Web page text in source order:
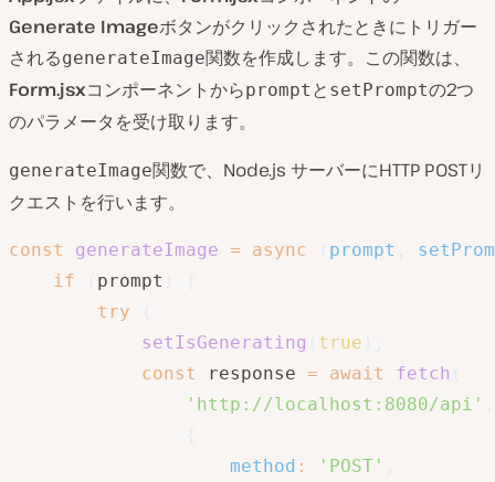
Generate Imageボタンがクリックされたときにトリガー
されるgenerateImage関数を作成します。この関数は、
Form.jsxコンポーネントからprompt と setPromptの2つ
のパラメータを受け取ります。
generateImage関数で、Node.js サーバーにHTTP POSTリ
クエストを行います。
const generateImage = async prompt
if
prompt
try
setIsGenerating
true
const
response = await fetch
'http://localhost:8080/api'
method : 'POST'